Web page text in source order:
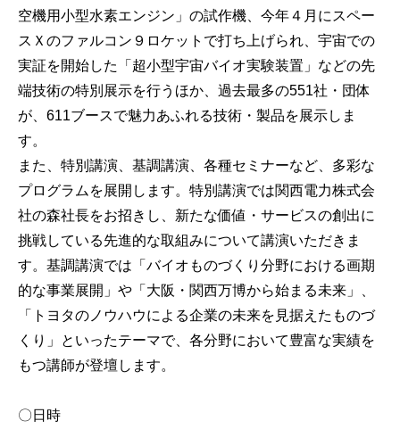
空機用小型水素エンジン」の試作機、今年４月にスペー
スＸのファルコン９ロケットで打ち上げられ、宇宙での
実証を開始した「超小型宇宙バイオ実験装置」などの先
端技術の特別展示を行うほか、過去最多の551社・団体
が、611ブースで魅力あふれる技術・製品を展示しま
す。
また、特別講演、基調講演、各種セミナーなど、多彩な
プログラムを展開します。特別講演では関西電力株式会
社の森社長をお招きし、新たな価値・サービスの創出に
挑戦している先進的な取組みについて講演いただきま
す。基調講演では「バイオものづくり分野における画期
的な事業展開」や「大阪・関西万博から始まる未来」、
「トヨタのノウハウによる企業の未来を見据えたものづ
くり」といったテーマで、各分野において豊富な実績を
もつ講師が登壇します。
〇日時